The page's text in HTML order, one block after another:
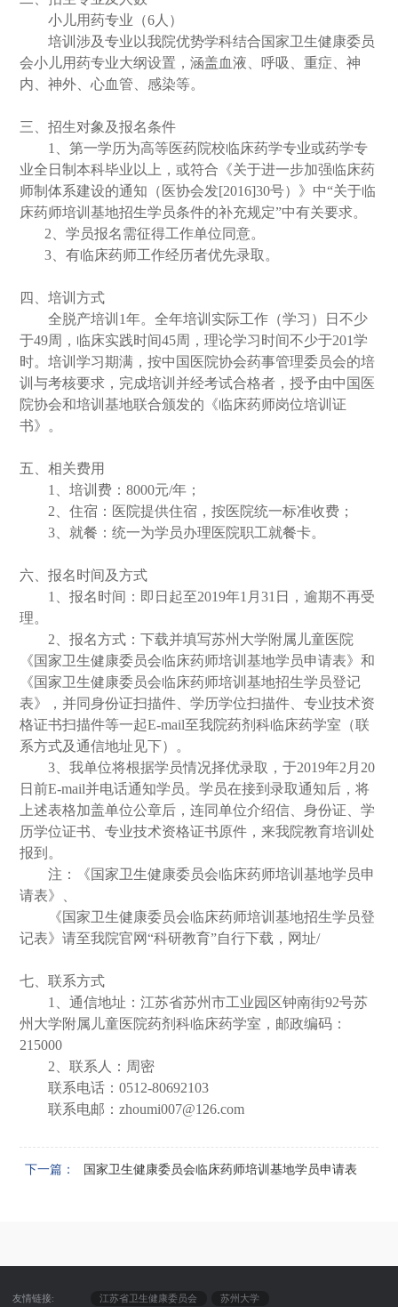
小儿用药专业（6 人）
培训涉及专业以我院优势学科结合国家卫生健康委员
会小儿用药专业大纲设置，涵盖血液、呼吸、重症、神
内、神外、心血管、感染等。
三、招生对象及报名条件
1
、第一学历为高等医药院校临床药学专业或药学专
业全日制本科毕业以上，或符合《关于进一步加强临床药
师制体系建设的通知（医协会发[2016]30号）》中“关于临
床药师培训基地招生学员条件的补充规定”中有关要求。
2 、学员报名需征得工作单位同意。
3 、有临床药师工作经历者优先录取。
四、培训方式
全脱产培训 1年。全年培训实际工作（学习）日不少
于49周，临床实践时间45周，理论学习时间不少于201学
时。培训学习期满，按中国医院协会药事管理委员会的培
训与考核要求，完成培训并经考试合格者，授予由中国医
院协会和培训基地联合颁发的《临床药师岗位培训证
书》。
五、相关费用
1
、培训费：8000元/年；
2 、住宿：医院提供住宿，按医院统一标准收费；
3 、就餐：统一为学员办理医院职工就餐卡。
六、报名时间及方式
1
、报名时间：即日起至2019年1 月31 日，逾期不再受
理。
2 、报名方式：下载并填写苏州大学附属儿童医院
《国家卫生健康委员会临床药师培训基地学员申请表》和
《国家卫生健康委员会临床药师培训基地招生学员登记
表》，并同身份证扫描件、学历学位扫描件、专业技术资
格证书扫描件等一起E-mail至我院药剂科临床药学室（联
系方式及通信地址见下）。
3 、我单位将根据学员情况择优录取，于2019年2 月 20
日前E-mail并电话通知学员。学员在接到录取通知后，将
上述表格加盖单位公章后，连同单位介绍信、身份证、学
历学位证书、专业技术资格证书原件，来我院教育培训处
报到。
注：《国家卫生健康委员会临床药师培训基地学员申
请表》、
《国家卫生健康委员会临床药师培训基地招生学员登
记表》请至我院官网“科研教育”自行下载，网址/
七、联系方式
1
、通信地址：江苏省苏州市工业园区钟南街92号苏
州大学附属儿童医院药剂科临床药学室，邮政编码：
215000
2 、联系人：周密
联系电话：0512-80692103
联系电邮：zhoumi007@126.com
下一篇： 国家卫生健康委员会临床药师培训基地学员申请表
友情链接: 江苏省卫生健康委员会 苏州大学